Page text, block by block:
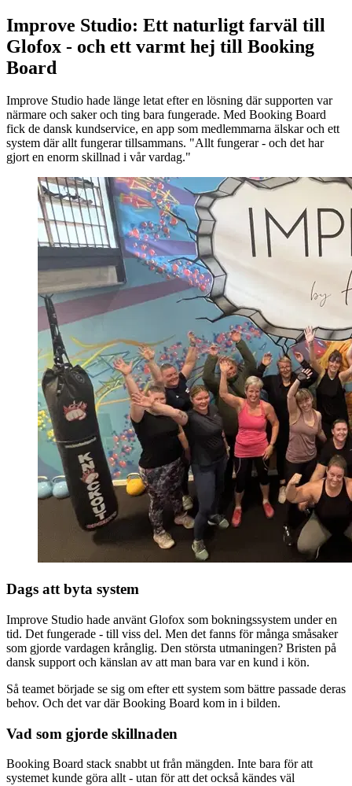
Improve Studio: Ett naturligt farväl till
Glofox - och ett varmt hej till Booking
Board
Improve Studio hade länge letat efter en lösning där supporten var
närmare och saker och ting bara fungerade. Med Booking Board
fick de dansk kundservice, en app som medlemmarna älskar och ett
system där allt fungerar tillsammans. "Allt fungerar - och det har
gjort en enorm skillnad i vår vardag."
Dags att byta system
Improve Studio hade använt Glofox som bokningssystem under en
tid. Det fungerade - till viss del. Men det fanns för många småsaker
som gjorde vardagen krånglig. Den största utmaningen? Bristen på
dansk support och känslan av att man bara var en kund i kön.
Så teamet började se sig om efter ett system som bättre passade deras
behov. Och det var där Booking Board kom in i bilden.
Vad som gjorde skillnaden
Booking Board stack snabbt ut från mängden. Inte bara för att
systemet kunde göra allt - utan för att det också kändes väl